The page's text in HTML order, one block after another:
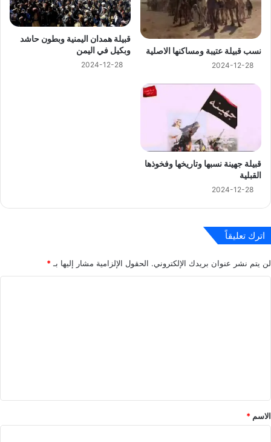
نسب قبيلة عتيبة ومساكنها الاصلية
2024-12-28
قبيلة همدان اليمنية وبطون حاشد
وبكيل في اليمن
2024-12-28
قبيلة جهينة نسبها وتاريخها وفخوذها
القبلية
2024-12-28
اترك تعليقاً
لن يتم نشر عنوان بريدك الإلكتروني. الحقول الإلزامية مشار إليها بـ*
*
الاسم *